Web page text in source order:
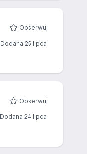
Obserwuj
Dodana 25 lipca
Obserwuj
Dodana 24 lipca